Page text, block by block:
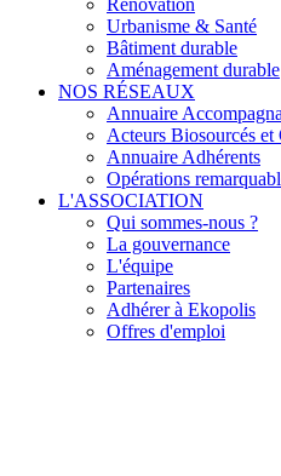
Urbanisme & Santé
Bâtiment durable
Aménagement durable
NOS RÉSEAUX
Annuaire
Acteurs Biosourcés et
Annuaire Adhérents
Opérations
L'ASSOCIATION
Qui sommes-nous ?
La gouvernance
L'équipe
Partenaires
Adhérer à Ekopolis
Offres d'emploi